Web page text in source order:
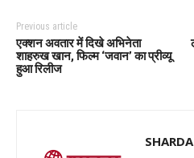
Previous article
एक्शन अवतार में दिखे अभिनेता
शाहरुख खान, फिल्म ‘जवान’ का प्रीव्यू
हुआ रिलीज